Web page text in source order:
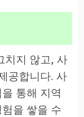
치지 않고, 사
공합니다. 사
통해 지역
을 쌓을 수